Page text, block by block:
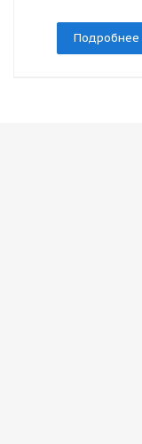
Подробнее